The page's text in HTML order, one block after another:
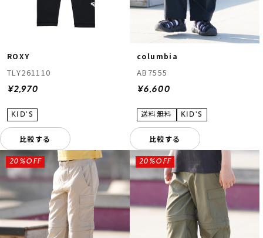
ROXY
TLY261110
¥2,970
比較する
columbia
AB7555
¥6,600
比較する
20%OFF 20%OFF